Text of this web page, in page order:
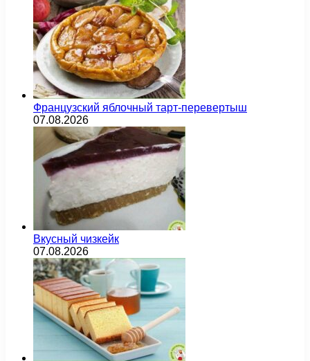
Французский яблочный тарт-перевертыш
07.08.2026
Вкусный чизкейк
07.08.2026